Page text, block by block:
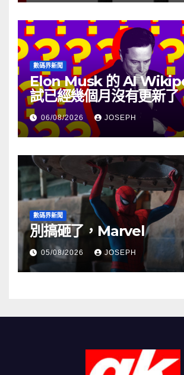
數碼界新聞
Elon Musk 的 AI
試已經幾個月沒有更新了
06/08/2026 JOSEPH
數碼界新聞
別搞砸了，Marvel
05/08/2026 JOSEPH